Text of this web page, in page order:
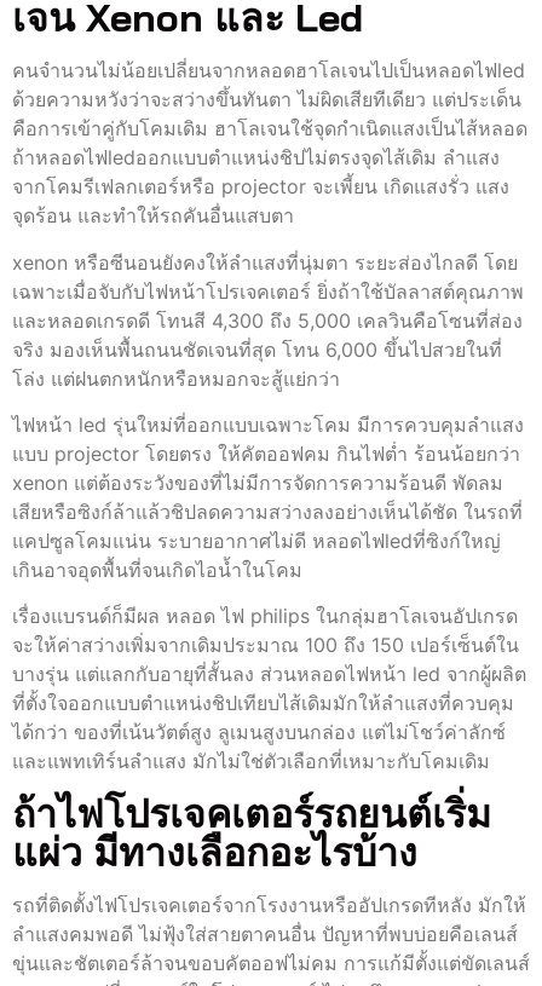
เจน Xenon และ Led
คนจำนวนไม่น้อยเปลี่ยนจากหลอดฮาโลเจนไปเป็นหลอดไฟled
ด้วยความหวังว่าจะสว่างขึ้นทันตา ไม่ผิดเสียทีเดียว แต่ประเด็น
คือการเข้าคู่กับโคมเดิม ฮาโลเจนใช้จุดกำเนิดแสงเป็นไส้หลอด
ถ้าหลอดไฟledออกแบบตำแหน่งชิปไม่ตรงจุดไส้เดิม ลำแสง
จากโคมรีเฟลกเตอร์หรือ projector จะเพี้ยน เกิดแสงรั่ว แสง
จุดร้อน และทำให้รถคันอื่นแสบตา
xenon หรือซีนอนยังคงให้ลำแสงที่นุ่มตา ระยะส่องไกลดี โดย
เฉพาะเมื่อจับกับไฟหน้าโปรเจคเตอร์ ยิ่งถ้าใช้บัลลาสต์คุณภาพ
และหลอดเกรดดี โทนสี 4,300 ถึง 5,000 เคลวินคือโซนที่ส่อง
จริง มองเห็นพื้นถนนชัดเจนที่สุด โทน 6,000 ขึ้นไปสวยในที่
โล่ง แต่ฝนตกหนักหรือหมอกจะสู้แย่กว่า
ไฟหน้า led รุ่นใหม่ที่ออกแบบเฉพาะโคม มีการควบคุมลำแสง
แบบ projector โดยตรง ให้คัตออฟคม กินไฟต่ำ ร้อนน้อยกว่า
xenon แต่ต้องระวังของที่ไม่มีการจัดการความร้อนดี พัดลม
เสียหรือซิงก์ล้าแล้วชิปลดความสว่างลงอย่างเห็นได้ชัด ในรถที่
แคปซูลโคมแน่น ระบายอากาศไม่ดี หลอดไฟledที่ซิงก์ใหญ่
เกินอาจอุดพื้นที่จนเกิดไอน้ำในโคม
เรื่องแบรนด์ก็มีผล หลอด ไฟ philips ในกลุ่มฮาโลเจนอัปเกรด
จะให้ค่าสว่างเพิ่มจากเดิมประมาณ 100 ถึง 150 เปอร์เซ็นต์ใน
บางรุ่น แต่แลกกับอายุที่สั้นลง ส่วนหลอดไฟหน้า led จากผู้ผลิต
ที่ตั้งใจออกแบบตำแหน่งชิปเทียบไส้เดิมมักให้ลำแสงที่ควบคุม
ได้กว่า ของที่เน้นวัตต์สูง ลูเมนสูงบนกล่อง แต่ไม่โชว์ค่าลักซ์
และแพทเทิร์นลำแสง มักไม่ใช่ตัวเลือกที่เหมาะกับโคมเดิม
ถ้าไฟโปรเจคเตอร์รถยนต์เริ่ม
แผ่ว มีทางเลือกอะไรบ้าง
รถที่ติดตั้งไฟโปรเจคเตอร์จากโรงงานหรืออัปเกรดทีหลัง มักให้
ลำแสงคมพอดี ไม่ฟุ้งใส่สายตาคนอื่น ปัญหาที่พบบ่อยคือเลนส์
ขุ่นและชัตเตอร์ล้าจนขอบคัตออฟไม่คม การแก้มีตั้งแต่ขัดเลนส์